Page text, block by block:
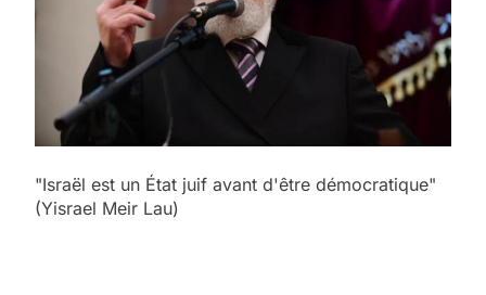
"Israël est un État juif avant d'être démocratique"
(Yisrael Meir Lau)